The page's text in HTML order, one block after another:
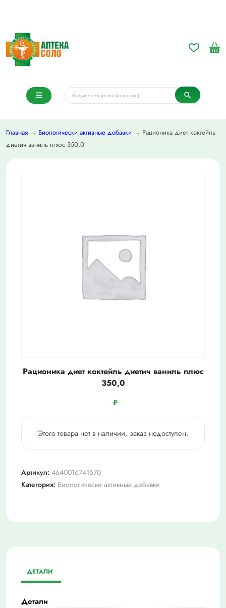
Главная → Биологически активные добавки → Рационика диет коктейль
диетич ваниль плюс 350,0
Рационика диет коктейль диетич ваниль плюс
350,0
₽
Этого товара нет в наличии, заказ недоступен.
Артикул: 4640016741670
Категория: Биологически активные добавки
ДЕТАЛИ
Детали